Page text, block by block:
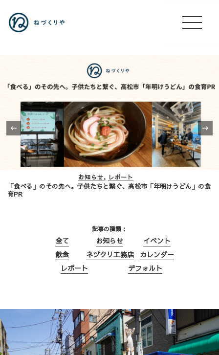
お知らせ レポート
「食べる」のその先へ。子供たちと繋ぐ、高松市「年明けうどん」の食
育PR
‹
記事の種類
全て お知らせ
イベント
飲食
ネヅクリ工務店
カレンダー
レポート
デフォルト